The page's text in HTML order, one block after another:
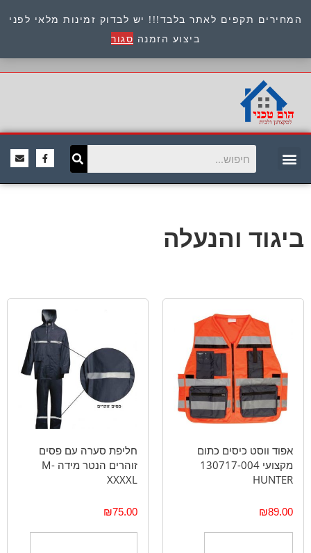
המחירים תקפים לאתר בלבד!!! יש לבדוק זמינות מלאי לפני
ביצוע הזמנה סגור
כתובת : היוזמים 9 אור יהודה שירות לקוחות 054-
8945722
ביגוד והנעלה
אפוד ווסט כיסים כתום
מקצועי 130717-004
HUNTER
₪89.00
חליפת סערה עם פסים
זוהרים הנטר מידה M-
XXXXL
₪75.00